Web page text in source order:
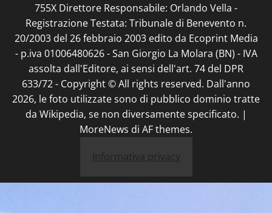
755X Direttore Responsabile: Orlando Vella -
Registrazione Testata: Tribunale di Benevento n.
20/2003 del 26 febbraio 2003 edito da Ecoprint Media
- p.iva 01006480626 - San Giorgio La Molara (BN) - IVA
assolta dall'Editore, ai sensi dell'art. 74 del DPR
633/72 - Copyright © All rights reserved. Dall'anno
2026, le foto utilizzate sono di pubblico dominio tratte
da Wikipedia, se non diversamente specificato. |
MoreNews di AF themes.
Informativa privacy